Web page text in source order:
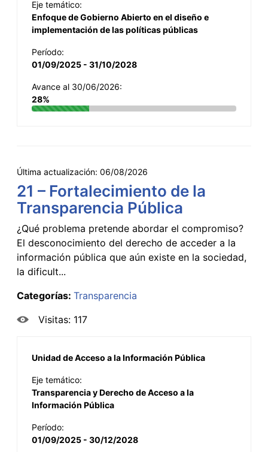
Eje temático:
Enfoque de Gobierno Abierto en el diseño e
implementación de las políticas públicas
Período:
01/09/2025 - 31/10/2028
Avance al 30/06/2026:
28%
Última actualización: 06/08/2026
21 – Fortalecimiento de la
Transparencia Pública
¿Qué problema pretende abordar el compromiso?
El desconocimiento del derecho de acceder a la
información pública que aún existe en la sociedad,
la dificult...
Categorías: Transparencia
Visitas: 117
Unidad de Acceso a la Información Pública
Eje temático:
Transparencia y Derecho de Acceso a la
Información Pública
Período:
01/09/2025 - 30/12/2028